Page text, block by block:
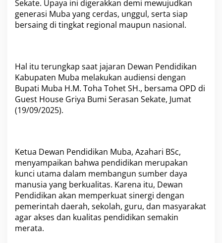
M
u
b
u
k
C
e
a
n
G
e
n
e
r
s
Sekate. Upaya ini digerakkan demi mewujudkan
generasi Muba yang cerdas, unggul, serta siap
bersaing di tingkat regional maupun nasional.
Hal itu terungkap saat jajaran Dewan Pendidikan
Kabupaten Muba melakukan audiensi dengan
Bupati Muba H.M. Toha Tohet SH., bersama OPD di
Guest House Griya Bumi Serasan Sekate, Jumat
(19/09/2025).
Ketua Dewan Pendidikan Muba, Azahari BSc,
menyampaikan bahwa pendidikan merupakan
kunci utama dalam membangun sumber daya
manusia yang berkualitas. Karena itu, Dewan
Pendidikan akan memperkuat sinergi dengan
pemerintah daerah, sekolah, guru, dan masyarakat
agar akses dan kualitas pendidikan semakin
merata.